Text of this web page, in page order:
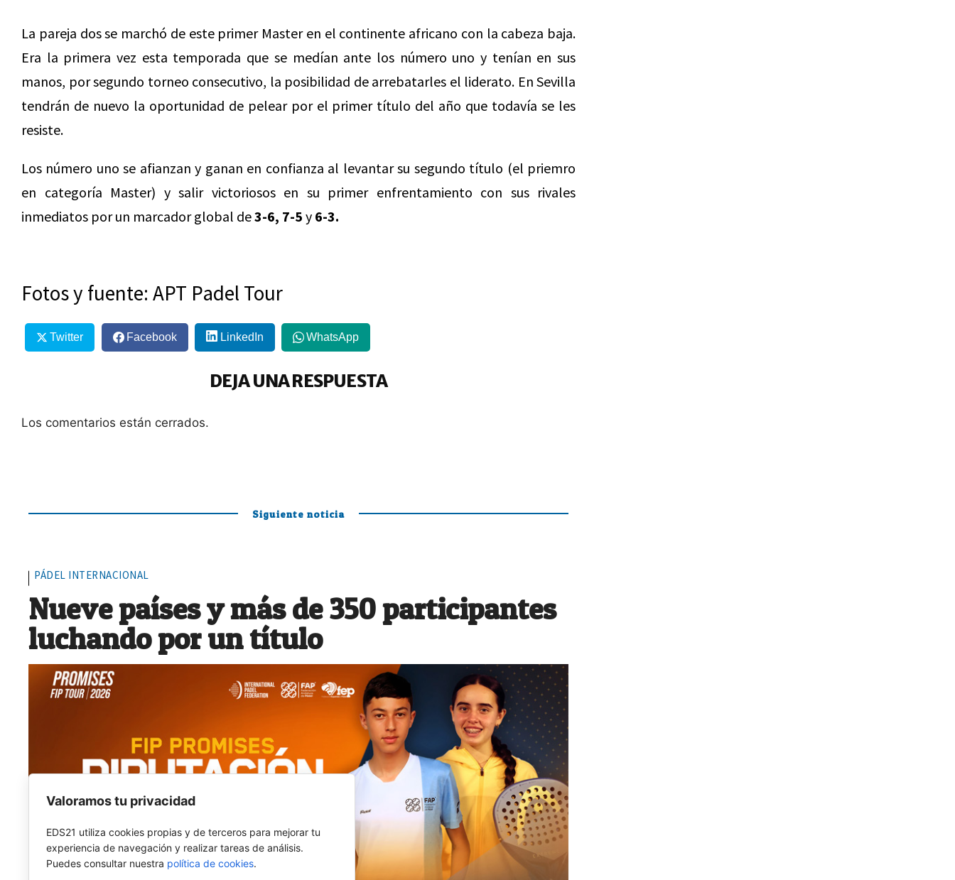
La pareja dos se marchó de este primer Master en el continente africano con la cabeza baja.
Era la primera vez esta temporada que se medían ante los número uno y tenían en sus
manos, por segundo torneo consecutivo, la posibilidad de arrebatarles el liderato. En Sevilla
tendrán de nuevo la oportunidad de pelear por el primer título del año que todavía se les
resiste.
Los número uno se afianzan y ganan en confianza al levantar su segundo título (el priemro
en categoría Master) y salir victoriosos en su primer enfrentamiento con sus rivales
inmediatos por un marcador global de3-6, 7-5 y 6-3.
Fotos y fuente: APT Padel Tour
Twitter Facebook LinkedIn WhatsApp
DEJA UNA RESPUESTA
Los comentarios están cerrados.
Siguiente noticia
PÁDEL INTERNACIONAL
Nueve países y más de 350 participantes
luchando por un título
Valoramos tu privacidad
EDS21 utiliza cookies propias y de terceros para mejorar tu
experiencia de navegación y realizar tareas de análisis.
Puedes consultar nuestra política de cookies.